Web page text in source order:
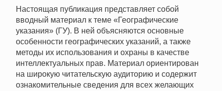
Настоящая публикация представляет собой
вводный материал к теме «Географические
указания» (ГУ). В ней объясняются основные
особенности географических указаний, а также
методы их использования и охраны в качестве
интеллектуальных прав. Материал ориентирован
на широкую читательскую аудиторию и содержит
ознакомительные сведения для всех желающих